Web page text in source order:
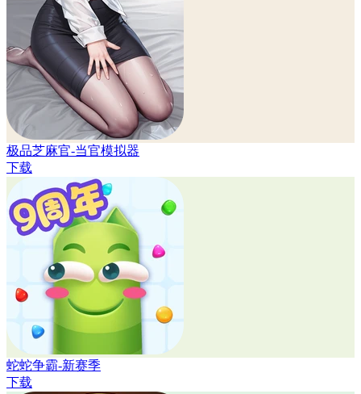
极品芝麻官-当官模拟器
下载
蛇蛇争霸-新赛季
下载